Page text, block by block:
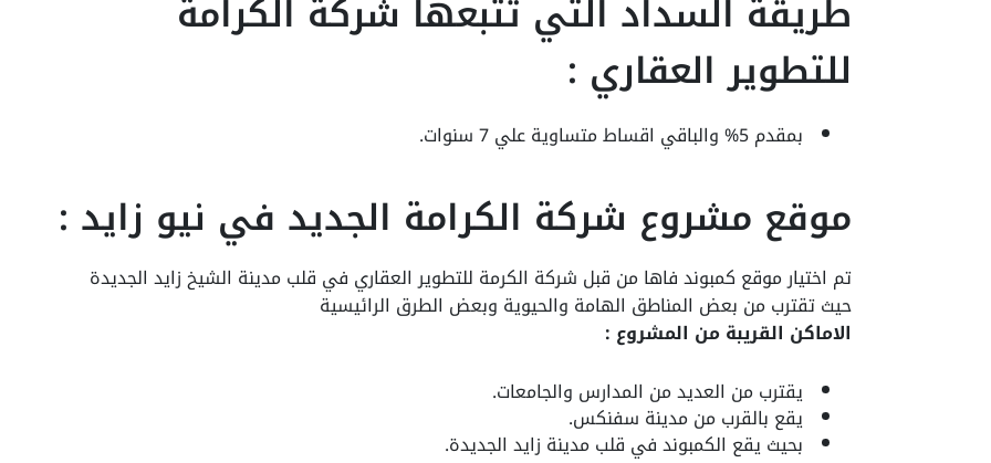
طريقة السداد التي تتبعها شركة الكرامة
للتطوير العقاري :
بمقدم 5% والباقي اقساط متساوية علي 7 سنوات.
موقع مشروع شركة الكرامة الجديد في نيو زايد :
تم اختيار موقع كمبوند فاها من قبل شركة الكرمة للتطوير العقاري في قلب مدينة الشيخ زايد الجديدة
حيث تقترب من بعض المناطق الهامة والحيوية وبعض الطرق الرائيسية
الاماكن القريبة من المشروع :
يقترب من العديد من المدارس والجامعات.
يقع بالقرب من مدينة سفنكس.
بحيث يقع الكمبوند في قلب مدينة زايد الجديدة.